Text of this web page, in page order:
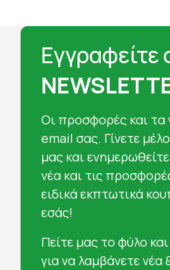
Εγγραφείτε
Oι προσφορές και τα
email σας. Γίνετε
μας και
νέα και τις
ειδικά εκπτωτικά
εσάς!
Πείτε μας το φύλο
για να λαμβάνετε